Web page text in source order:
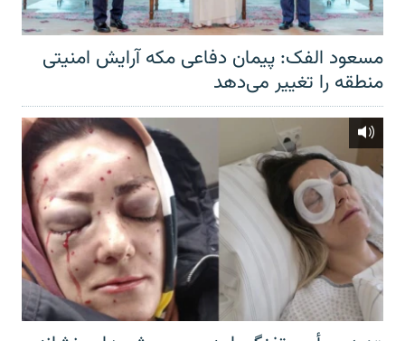
مسعود الفک: پیمان دفاعی مکه آرایش امنیتی
منطقه را تغییر می‌دهد